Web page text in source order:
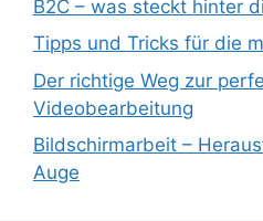
B2C – was steckt hinter
Tipps und Tricks für die
Der richtige Weg zur
Videobearbeitung
Bildschirmarbeit –
Auge